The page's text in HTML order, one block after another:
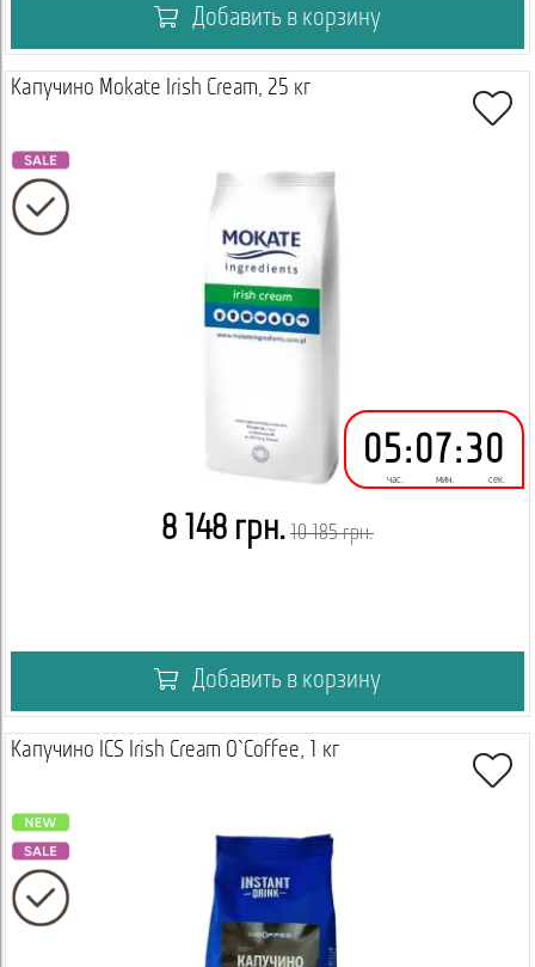
Добавить в корзину
Капучино Mokate Irish Cream, 25 кг
05
час.
:07
мин.
:29
сек.
8 148 грн. 10 185 грн.
Добавить в корзину
Капучино ICS Irish Cream O`Coffee, 1 кг